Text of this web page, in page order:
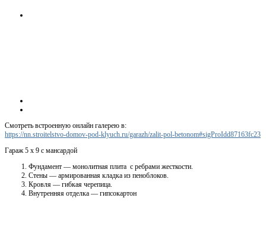
Смотреть встроенную онлайн галерею в:
https://nn.stroitelstvo-domov-pod-klyuch.ru/garazh/zalit-pol-betonom#sigProIdd87163fc23
Гараж 5 х 9 с мансардой
Фундамент — монолитная плита с ребрами жесткости.
Стены — армированная кладка из пеноблоков.
Кровля — гибкая черепица.
Внутренняя отделка — гипсокартон